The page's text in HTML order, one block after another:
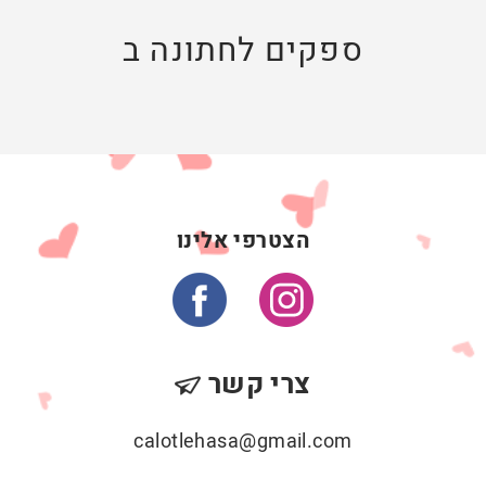
ספקים לחתונה ב
הצטרפי אלינו
צרי קשר
calotlehasa@gmail.com